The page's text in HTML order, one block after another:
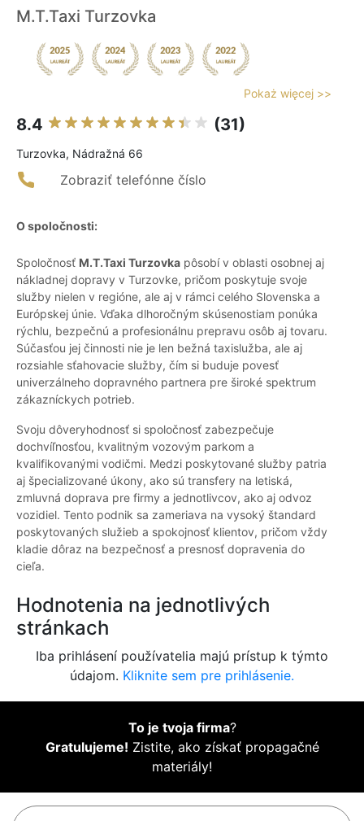
M.T.Taxi Turzovka
Pokaż więcej >>
8.4 (31)
Turzovka, Nádražná 66
Zobraziť telefónne číslo
O spoločnosti:
Spoločnosť M.T.Taxi Turzovka pôsobí v oblasti osobnej aj
nákladnej dopravy v Turzovke, pričom poskytuje svoje
služby nielen v regióne, ale aj v rámci celého Slovenska a
Európskej únie. Vďaka dlhoročným skúsenostiam ponúka
rýchlu, bezpečnú a profesionálnu prepravu osôb aj tovaru.
Súčasťou jej činnosti nie je len bežná taxislužba, ale aj
rozsiahle sťahovacie služby, čím si buduje povesť
univerzálneho dopravného partnera pre široké spektrum
zákazníckych potrieb.
Svoju dôveryhodnosť si spoločnosť zabezpečuje
dochvíľnosťou, kvalitným vozovým parkom a
kvalifikovanými vodičmi. Medzi poskytované služby patria
aj špecializované úkony, ako sú transfery na letiská,
zmluvná doprava pre firmy a jednotlivcov, ako aj odvoz
vozidiel. Tento podnik sa zameriava na vysoký štandard
poskytovaných služieb a spokojnosť klientov, pričom vždy
kladie dôraz na bezpečnosť a presnosť dopravenia do
cieľa.
Hodnotenia na jednotlivých
stránkach
Iba prihlásení používatelia majú prístup k týmto
údajom. Kliknite sem pre prihlásenie.
To je tvoja firma?
Gratulujeme! Zistite, ako získať propagačné
materiály!